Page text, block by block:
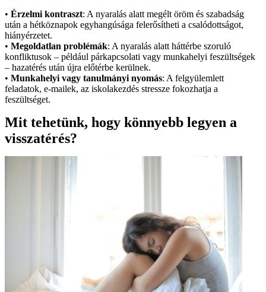
• Érzelmi kontraszt: A nyaralás alatt megélt öröm és szabadság
után a hétköznapok egyhangúsága felerősítheti a csalódottságot,
hiányérzetet.
• Megoldatlan problémák: A nyaralás alatt háttérbe szoruló
konfliktusok – például párkapcsolati vagy munkahelyi feszültségek
– hazatérés után újra előtérbe kerülnek.
• Munkahelyi vagy tanulmányi nyomás: A felgyülemlett
feladatok, e-mailek, az iskolakezdés stressze fokozhatja a
feszültséget.
Mit tehetünk, hogy könnyebb legyen a
visszatérés?